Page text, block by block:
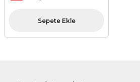
Sepete Ekle